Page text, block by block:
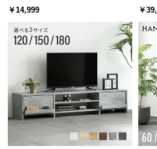
ベッド 8/12/16枚セット
￥14,999
ター
￥